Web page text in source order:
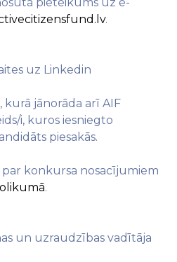
.
uz Linkedin
kurā jānorāda arī AIF
i, kuros iesniegto
piesakās.
konkursa nosacījumiem
.
un uzraudzības vadītāja